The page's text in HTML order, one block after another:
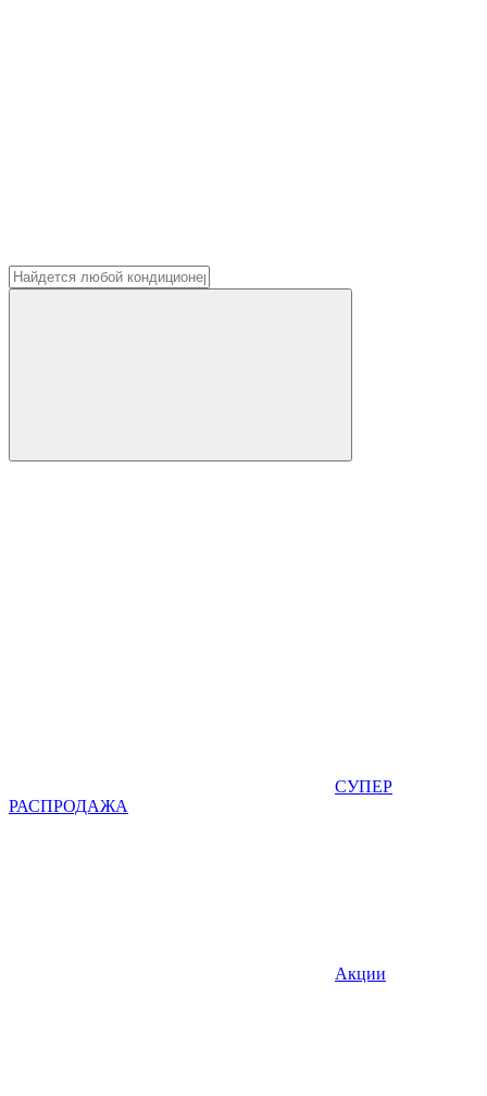
СУПЕР
РАСПРОДАЖА
Акции